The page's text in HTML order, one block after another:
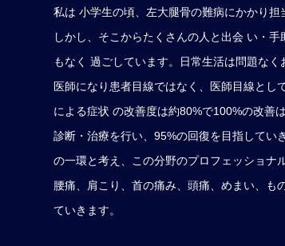
私は 小学生の頃、左大腿骨の難病にかかり担
しかし、そこからたくさんの人と出会 い・
もなく 過ごしています。日常生活は問題な
医師になり患者目線ではなく、医師目線とし
による症状 の改善度は約80%で100%の改善
診断・治療を行い、95%の回復を目指してい
の一環と考え、この分野のプロフェッショナ
腰痛、肩こり、首の痛み、頭痛、めまい、も
ていきます。